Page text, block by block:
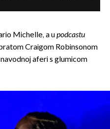
Michelle, a upodcastu
Craigom Robinsonom
aferi s glumicom